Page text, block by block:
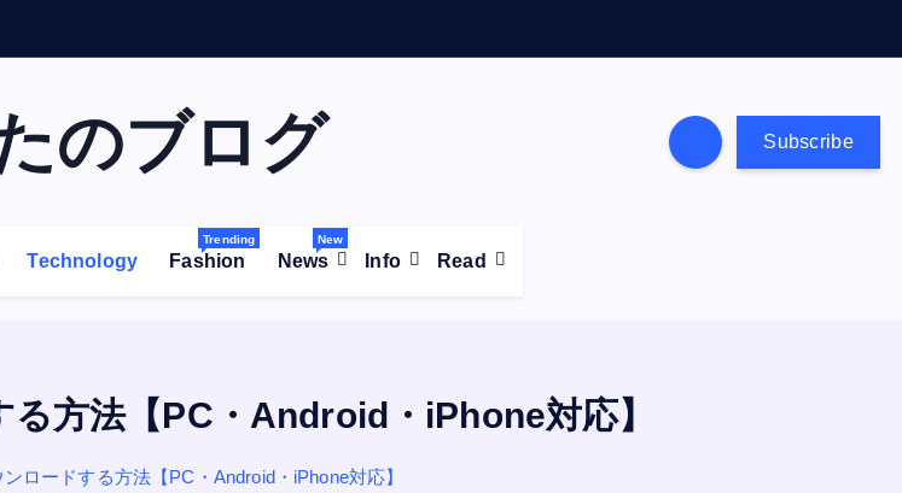
たのブログ Subscribe
Technology Fashion
Trending
News
New
Info Read
方法【PC・Android・iPhone対応】
ロードする方法【PC・Android・iPhone対応】